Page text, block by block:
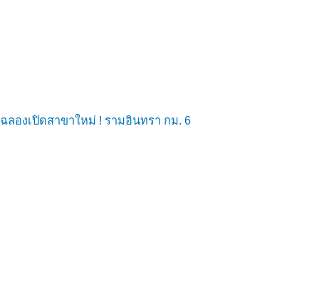
ฉลองเปิดสาขาใหม่ ! รามอินทรา กม. 6